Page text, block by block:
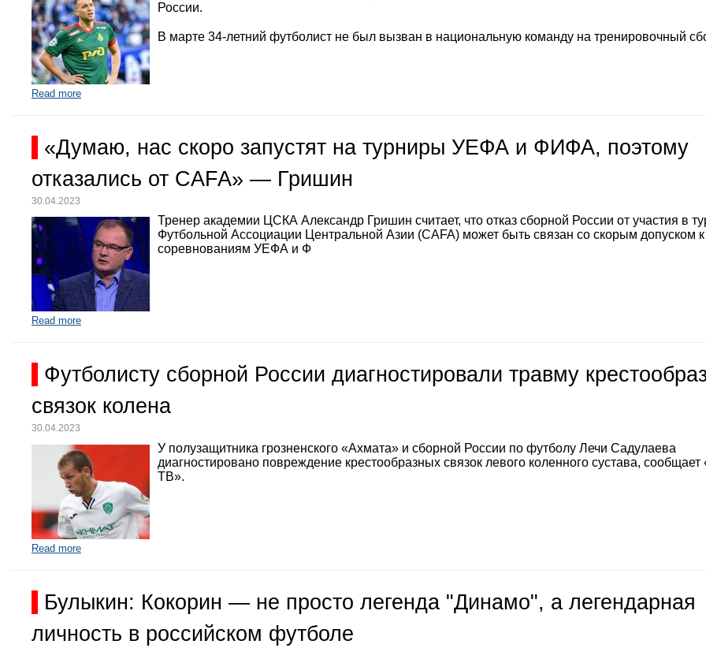
России.
В марте 34-летний футболист не был вызван в национальную команду на тренировочный
Read more
«Думаю, нас скоро запустят на турниры УЕФА и ФИФА, поэтому
отказались от CAFA» — Гришин
30.04.2023
Тренер академии ЦСКА Александр Гришин считает, что отказ сборной России от участия в
Футбольной Ассоциации Центральной Азии (CAFA) может быть связан со скорым допуском к
соревнованиям УЕФА и Ф
Read more
Футболисту сборной России диагностировали травму
связок колена
30.04.2023
У полузащитника грозненского «Ахмата» и сборной России по футболу Лечи Садулаева
диагностировано повреждение крестообразных связок левого коленного сустава, сообщает
ТВ».
Read more
Булыкин: Кокорин — не просто легенда "Динамо", а легендарная
личность в российском футболе